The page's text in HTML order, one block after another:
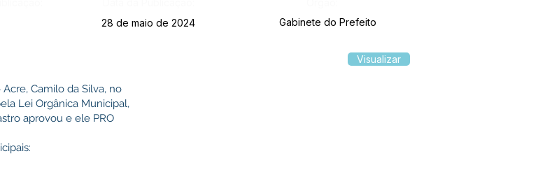
28 de maio de 2024 Gabinete do Prefeito
Camilo da Silva, no
Lei Orgânica Municipal,
aprovou e ele PRO
Visualizar